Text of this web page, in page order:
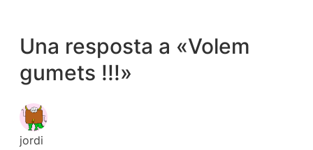
Una resposta a «Volem
gumets !!!»
jordi